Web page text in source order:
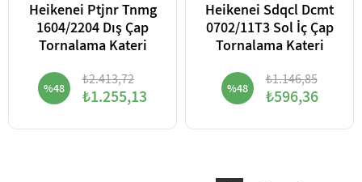
Heikenei Ptjnr Tnmg
1604/2204 Dış Çap
Tornalama Kateri
%48 ₺2.413,72
₺1.255,13
Heikenei Sdqcl Dcmt
0702/11T3 Sol İç Çap
Tornalama Kateri
%48 ₺1.146,85
₺596,36